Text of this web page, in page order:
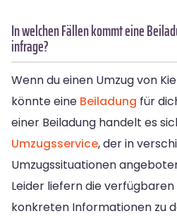
In welchen Fällen kommt eine
infrage?
Wenn du einen Umzug von
könnte eine Beiladung für
einer Beiladung handelt es
Umzugsservice, der in
Umzugssituationen
Leider liefern die
konkreten Informationen zu